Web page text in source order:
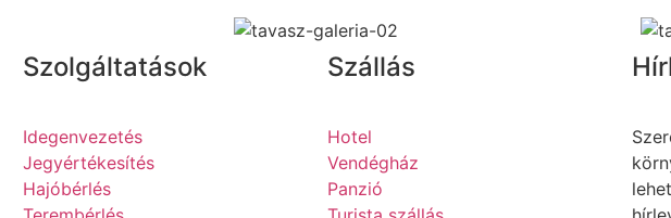
Szolgáltatások
Idegenvezetés
Jegyértékesítés
Hajóbérlés
Szállás
Hotel
Vendégház
Panzió